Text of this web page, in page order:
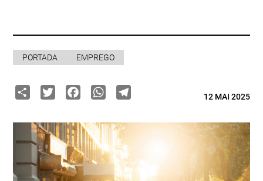
PORTADA EMPREGO
ShareTwitterFacebook
WhatsApp
Telegram12 MAI 2025